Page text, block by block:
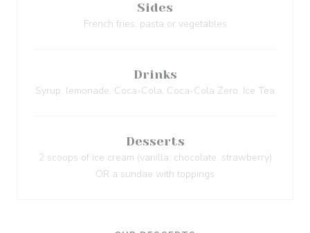
Sides
French fries, pasta or vegetables
Drinks
Syrup, lemonade, Coca-Cola, Coca-Cola Zero, Ice Tea
Desserts
2 scoops of ice cream (vanilla, chocolate, strawberry)
OR a sundae with toppings